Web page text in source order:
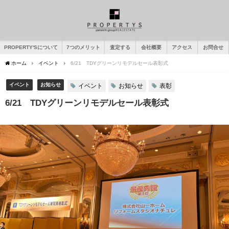
PROPERTY'Sについて 7つのメリット 査定する 会社概要 アクセス お問合せ
ホーム イベント 6/21 TDYグリーンリモデルセール表彰式
イベント お知らせ イベント お知らせ 表彰
6/21 TDYグリーンリモデルセール表彰式